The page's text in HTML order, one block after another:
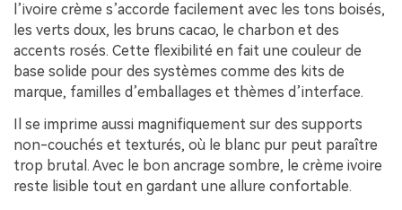
l’ivoire crème s’accorde facilement avec les tons boisés,
les verts doux, les bruns cacao, le charbon et des
accents rosés. Cette flexibilité en fait une couleur de
base solide pour des systèmes comme des kits de
marque, familles d’emballages et thèmes d’interface.
Il se imprime aussi magnifiquement sur des supports
non-couchés et texturés, où le blanc pur peut paraître
trop brutal. Avec le bon ancrage sombre, le crème ivoire
reste lisible tout en gardant une allure confortable.